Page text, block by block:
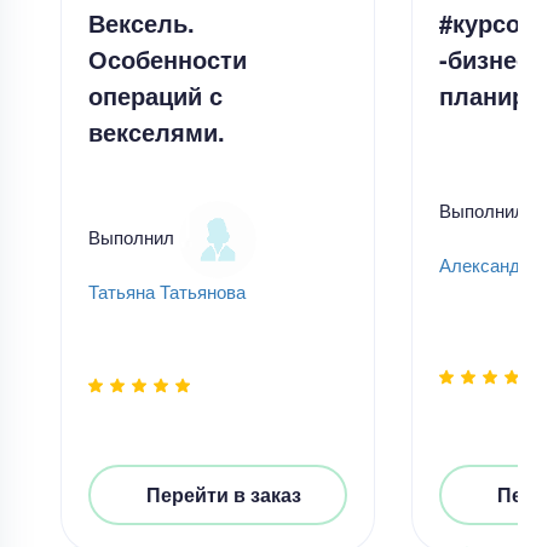
Вексель.
Особенности
операций с
векселями.
Выполнил
Татьяна Татьянова
Перейти в заказ
-бизнес-
Выполнил
Александр